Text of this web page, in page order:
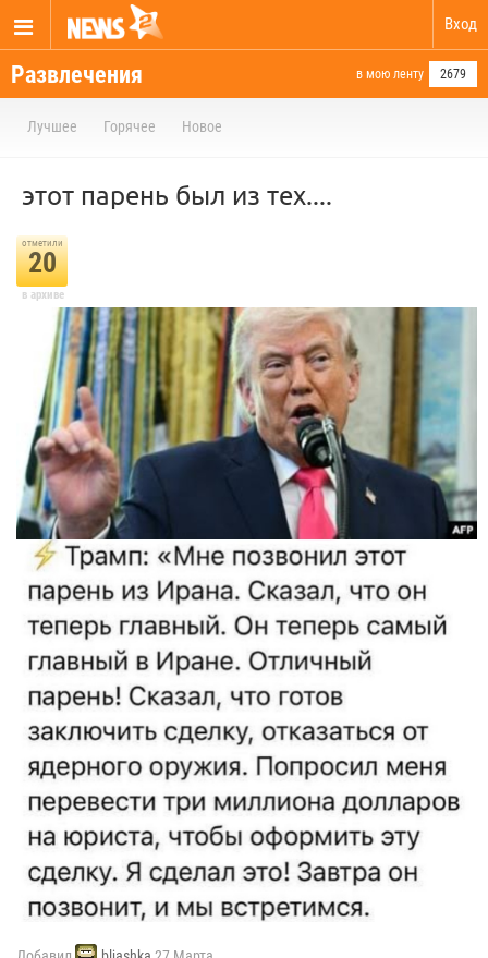
Вход
Развлечения в мою ленту 2679
Лучшее Горячее Новое
этот парень был из тех....
отметили
20
в архиве